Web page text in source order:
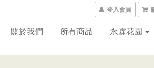
登入會員
關於我們 所有商品 永霖花園